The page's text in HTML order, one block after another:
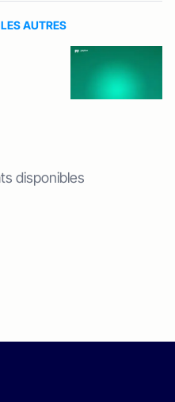
AUTRES
disponibles